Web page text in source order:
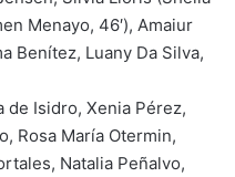
Menayo, 46′), Amaiur
Benítez, Luany Da Silva,
de Isidro, Xenia Pérez,
Rosa María Otermin,
Natalia Peñalvo,